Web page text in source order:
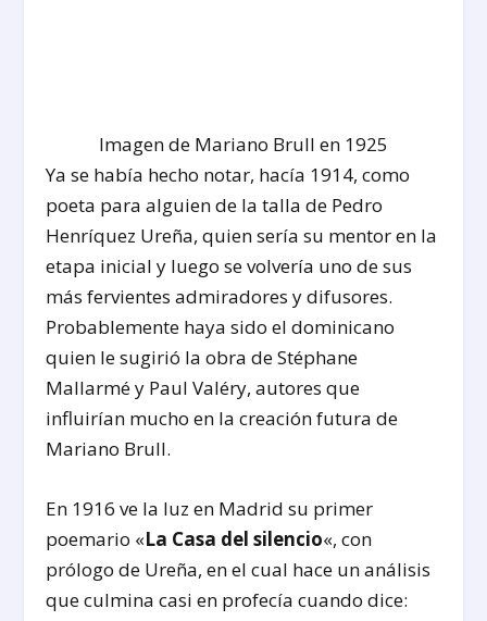
Imagen de Mariano Brull en 1925
Ya se había hecho notar, hacía 1914, como
poeta para alguien de la talla de Pedro
Henríquez Ureña, quien sería su mentor en la
etapa inicial y luego se volvería uno de sus
más fervientes admiradores y difusores.
Probablemente haya sido el dominicano
quien le sugirió la obra de Stéphane
Mallarmé y Paul Valéry, autores que
influirían mucho en la creación futura de
Mariano Brull.
En 1916 ve la luz en Madrid su primer
poemario «La Casa del silencio«, con
prólogo de Ureña, en el cual hace un análisis
que culmina casi en profecía cuando dice: